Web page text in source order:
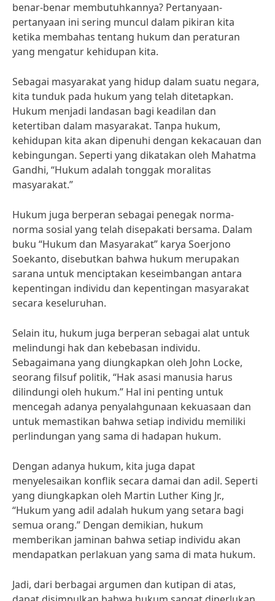
benar-benar membutuhkannya? Pertanyaan-
pertanyaan ini sering muncul dalam pikiran kita
ketika membahas tentang hukum dan peraturan
yang mengatur kehidupan kita.
Sebagai masyarakat yang hidup dalam suatu negara,
kita tunduk pada hukum yang telah ditetapkan.
Hukum menjadi landasan bagi keadilan dan
ketertiban dalam masyarakat. Tanpa hukum,
kehidupan kita akan dipenuhi dengan kekacauan dan
kebingungan. Seperti yang dikatakan oleh Mahatma
Gandhi, “Hukum adalah tonggak moralitas
masyarakat.”
Hukum juga berperan sebagai penegak norma-
norma sosial yang telah disepakati bersama. Dalam
buku “Hukum dan Masyarakat” karya Soerjono
Soekanto, disebutkan bahwa hukum merupakan
sarana untuk menciptakan keseimbangan antara
kepentingan individu dan kepentingan masyarakat
secara keseluruhan.
Selain itu, hukum juga berperan sebagai alat untuk
melindungi hak dan kebebasan individu.
Sebagaimana yang diungkapkan oleh John Locke,
seorang filsuf politik, “Hak asasi manusia harus
dilindungi oleh hukum.” Hal ini penting untuk
mencegah adanya penyalahgunaan kekuasaan dan
untuk memastikan bahwa setiap individu memiliki
perlindungan yang sama di hadapan hukum.
Dengan adanya hukum, kita juga dapat
menyelesaikan konflik secara damai dan adil. Seperti
yang diungkapkan oleh Martin Luther King Jr.,
“Hukum yang adil adalah hukum yang setara bagi
semua orang.” Dengan demikian, hukum
memberikan jaminan bahwa setiap individu akan
mendapatkan perlakuan yang sama di mata hukum.
Jadi, dari berbagai argumen dan kutipan di atas,